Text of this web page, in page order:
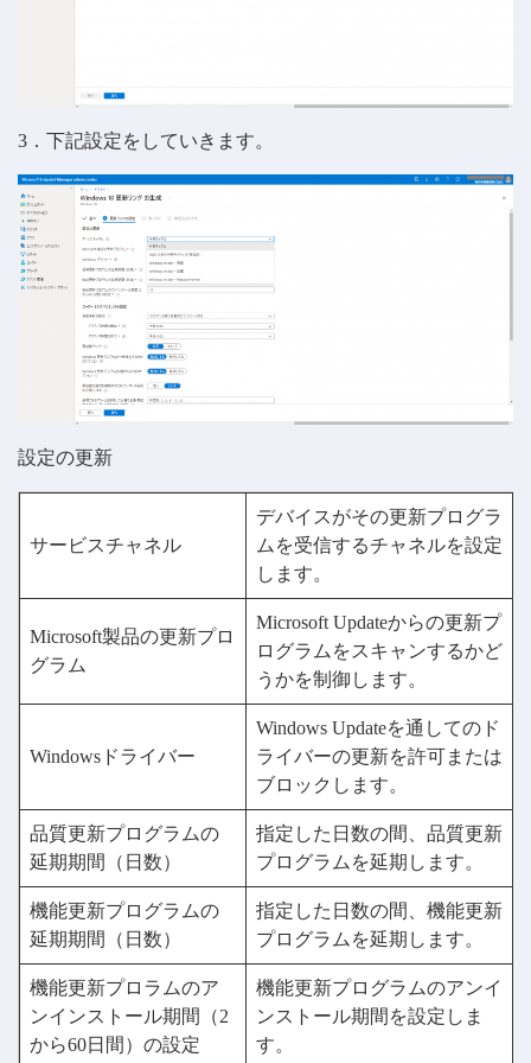
3．下記設定をしていきます。
設定の更新
サービスチャネル
デバイスがその更新プログラ
ムを受信するチャネルを設定
します。
Microsoft製品の更新プロ
グラム
Microsoft Updateからの更新プ
ログラムをスキャンするかど
うかを制御します。
Windowsドライバー
Windows Updateを通してのド
ライバーの更新を許可または
ブロックします。
品質更新プログラムの
延期期間（日数）
指定した日数の間、品質更新
プログラムを延期します。
機能更新プログラムの
延期期間（日数）
指定した日数の間、機能更新
プログラムを延期します。
機能更新プロラムのア
ンインストール期間（2
から60日間）の設定
機能更新プログラムのアンイ
ンストール期間を設定しま
す。